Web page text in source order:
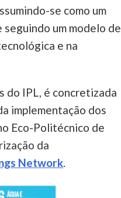
se como um
um modelo de
e na
do IPL, é concretizada
implementação dos
Eco-Politécnico de
da
Network.